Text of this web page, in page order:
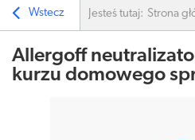
Wstecz Jesteś tutaj: Strona
Allergoff
kurzu domowego